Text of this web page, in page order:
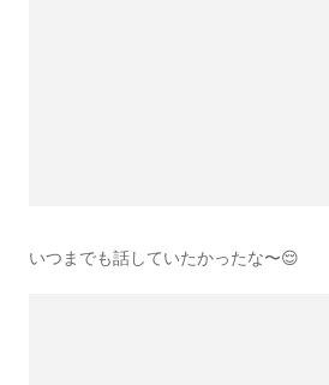
いつまでも話していたかったな〜😌